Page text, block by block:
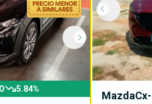
5.84%
Mazda